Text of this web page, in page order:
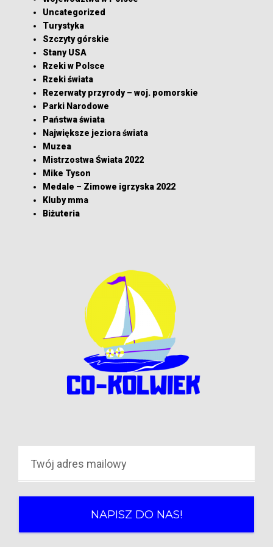
Uncategorized
Turystyka
Szczyty górskie
Stany USA
Rzeki w Polsce
Rzeki świata
Rezerwaty przyrody – woj. pomorskie
Parki Narodowe
Państwa świata
Największe jeziora świata
Muzea
Mistrzostwa Świata 2022
Mike Tyson
Medale – Zimowe igrzyska 2022
Kluby mma
Biżuteria
NAPISZ DO NAS!